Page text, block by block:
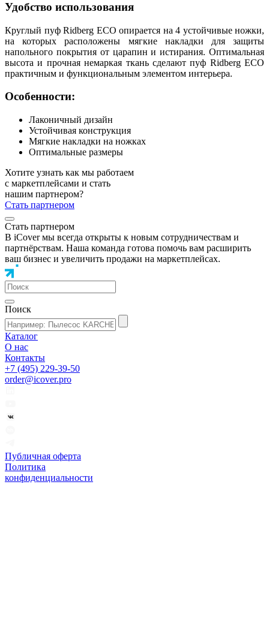
Удобство использования
Круглый пуф Ridberg ECO опирается на 4 устойчивые ножки,
на которых расположены мягкие накладки для защиты
напольного покрытия от царапин и истирания. Оптимальная
высота и прочная немаркая ткань сделают пуф Ridberg ECO
практичным и функциональным элементом интерьера.
Особенности:
Лаконичный дизайн
Устойчивая конструкция
Мягкие накладки на ножках
Оптимальные размеры
Хотите узнать как мы работаем
с маркетплейсами и стать
нашим партнером?
Стать партнером
Стать партнером
В iCover мы всегда открыты к новым сотрудничествам и
партнёрствам. Наша команда готова помочь вам расширить
ваш бизнес и увеличить продажи на маркетплейсах.
Поиск
Каталог
О нас
Контакты
+7 (495) 229-39-50
order@icover.pro
Публичная оферта
Политика
конфиденциальности